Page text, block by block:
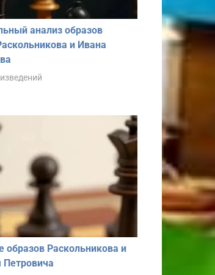
анализ образов
и Ивана
образов Раскольникова и